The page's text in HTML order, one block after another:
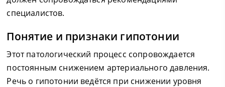
специалистов.
Понятие и признаки гипотонии
Этот патологический процесс сопровождается
постоянным снижением артериального давления.
Речь о гипотонии ведётся при снижении уровня